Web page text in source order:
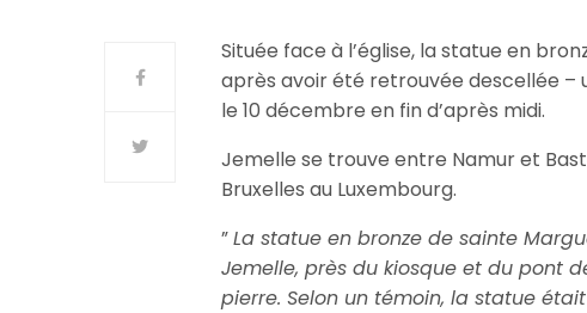
Située face à l’église, la statue en
après avoir été retrouvée descellée
le 10 décembre en fin d’après midi.
Jemelle se trouve entre Namur et
Bruxelles au Luxembourg.
”La statue en bronze de sainte
Jemelle, près du kiosque et du pont
pierre. Selon un témoin, la statue